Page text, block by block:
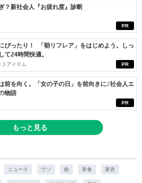
PR
？新社会人『お疲れ度』診断
PR
ぴったり！ 「朝リフレア」をはじめよう。しっ
て24時間快適。
アイテム
PR
前を向く。「女の子の日」を前向きに♪社会人エ
物語
もっと見る
ニュース ウソ 曲 夜食 家賃